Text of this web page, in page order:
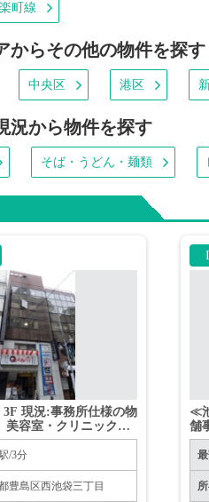
町線
からその他の物件を探す
中央区 港区
況から物件を探す
そば・うどん・麺類
3F 現況:事務所仕様の物
美容室・クリニック・
談可
/3分
豊島区西池袋三丁目
≪
舗